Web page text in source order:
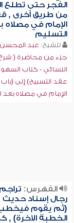
الفجر حتى
من طريق أخرى ,
الإمام في مصلاه
التسليم
للشيخ: عبد المحسن
جزء من محاضرة (
النسائي - كتاب السهو
عقد التسبيح) إلى
الإمام في مصلاه بعد
الفهرس: تراجم
رجال إسناد حديث
(ثم يقوم
الخطبة الآخرة) ,